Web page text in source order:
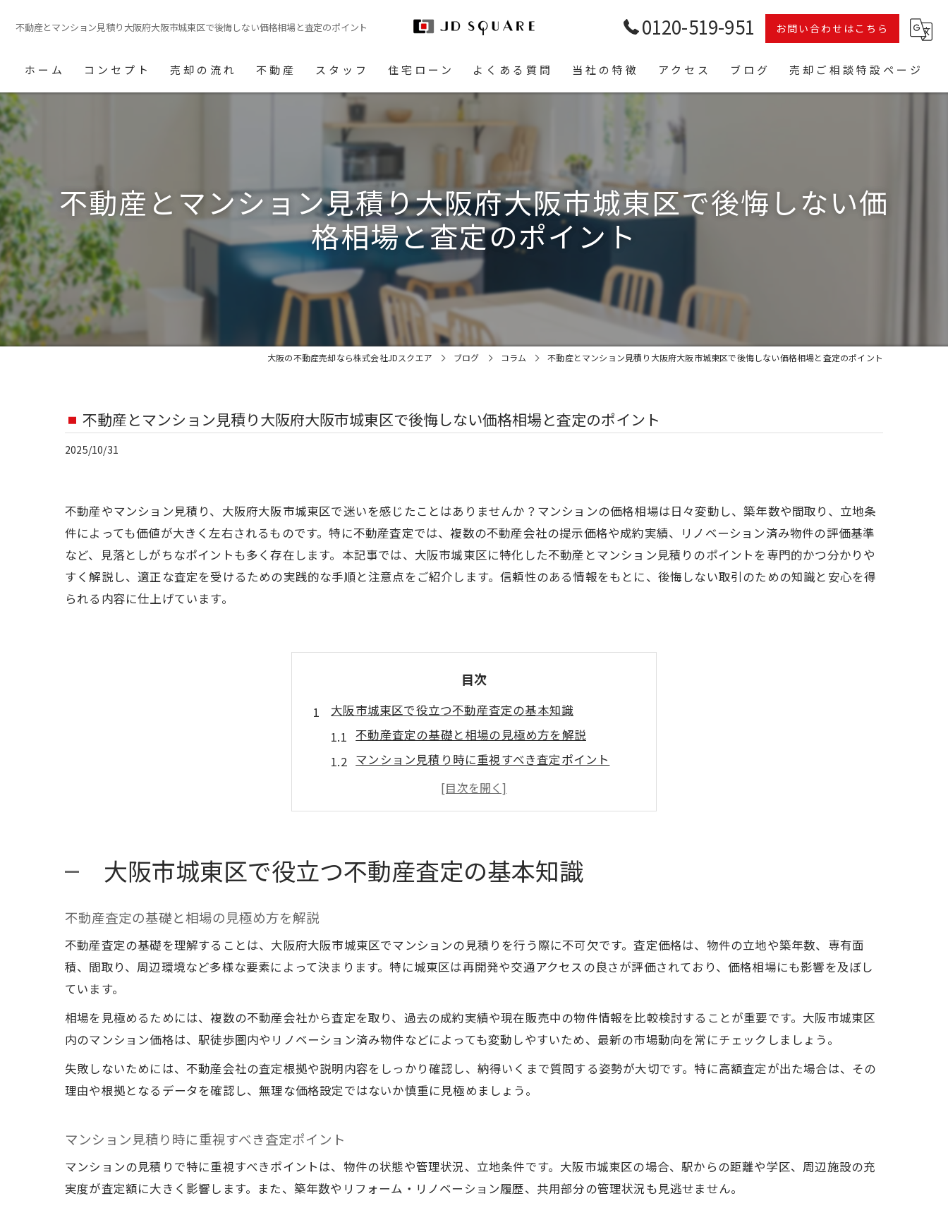
不動産とマンション見積り大阪府大阪市城東区で後悔しない価格相場と査定のポイント 0120-519-951 お問い合わせはこちら
ホーム コンセプト 売却の流れ 不動産 スタッフ 住宅ローン よくある質問 当社の特徴
相続
リースバック
リフォーム
即現金
アクセス ブログ 売却ご相談特設ページ
不動産とマンション見積り大阪府大阪市城東区で後悔しない価
格相場と査定のポイント
大阪の不動産売却なら株式会社JDスクエア ブログ コラム 不動産とマンション見積り大阪府大阪市城東区で後悔しない価格相場と査定のポイント
不動産とマンション見積り大阪府大阪市城東区で後悔しない価格相場と査定のポイント
2025/10/31
不動産やマンション見積り、大阪府大阪市城東区で迷いを感じたことはありませんか？マンションの価格相場は日々変動し、築年数や間取り、立地条
件によっても価値が大きく左右されるものです。特に不動産査定では、複数の不動産会社の提示価格や成約実績、リノベーション済み物件の評価基準
など、見落としがちなポイントも多く存在します。本記事では、大阪市城東区に特化した不動産とマンション見積りのポイントを専門的かつ分かりや
すく解説し、適正な査定を受けるための実践的な手順と注意点をご紹介します。信頼性のある情報をもとに、後悔しない取引のための知識と安心を得
られる内容に仕上げています。
目次
大阪市城東区で役立つ不動産査定の基本知識
不動産査定の基礎と相場の見極め方を解説
マンション見積り時に重視すべき査定ポイント
不動産査定で失敗しない情報収集のコツ
エリア特性が不動産査定に与える影響とは
マンション見積り成功の秘訣を知るならこの方法
不動産査定でマンション見積りを有利に進める方法
マンション見積りに役立つ相場情報の集め方
不動産査定で重視される中古マンションの要素
築年数や間取りによる査定の違いを比較解説
リノベーション物件の不動産査定が高くなる理由
大阪市城東区で役立つ不動産査定の基本知識
不動産査定の基礎と相場の見極め方を解説
不動産査定の基礎を理解することは、大阪府大阪市城東区でマンションの見積りを行う際に不可欠です。査定価格は、物件の立地や築年数、専有面
積、間取り、周辺環境など多様な要素によって決まります。特に城東区は再開発や交通アクセスの良さが評価されており、価格相場にも影響を及ぼし
ています。
相場を見極めるためには、複数の不動産会社から査定を取り、過去の成約実績や現在販売中の物件情報を比較検討することが重要です。大阪市城東区
内のマンション価格は、駅徒歩圏内やリノベーション済み物件などによっても変動しやすいため、最新の市場動向を常にチェックしましょう。
失敗しないためには、不動産会社の査定根拠や説明内容をしっかり確認し、納得いくまで質問する姿勢が大切です。特に高額査定が出た場合は、その
理由や根拠となるデータを確認し、無理な価格設定ではないか慎重に見極めましょう。
マンション見積り時に重視すべき査定ポイント
マンションの見積りで特に重視すべきポイントは、物件の状態や管理状況、立地条件です。大阪市城東区の場合、駅からの距離や学区、周辺施設の充
実度が査定額に大きく影響します。また、築年数やリフォーム・リノベーション履歴、共用部分の管理状況も見逃せません。